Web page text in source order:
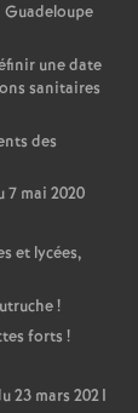
une date
sanitaires
des
7 mai 2020
et lycées,
!
forts !
23 mars 2021